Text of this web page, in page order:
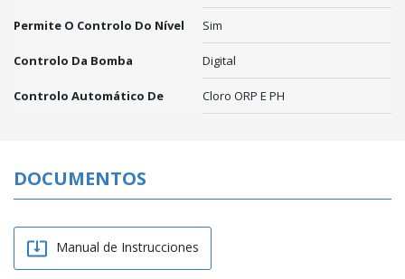
Permite O Controlo Do Nível Sim
Controlo Da Bomba Digital
Controlo Automático De Cloro ORP E PH
DOCUMENTOS
 Manual de Instrucciones